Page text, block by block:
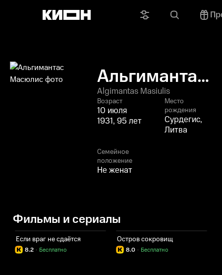
Альгимантас
Масюлис
Algimantas Masiulis
Возраст
10 июля
1931, 95 лет
Место
рождения
Сурдегис,
Литва
Семейное
положение
Не женат
Фильмы и сериалы
Если враг не сдаётся
8.2 Бесплатно
·
Остров сокровищ
8.0 Бесплатно
·